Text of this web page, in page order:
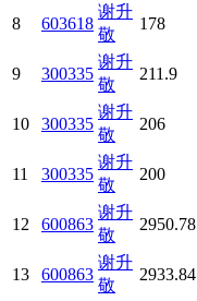
8 603618
谢升
敬
178
9 300335
谢升
敬
211.9
10 300335
谢升
敬
206
11 300335
谢升
敬
200
12 600863
谢升
敬
2950.78
13 600863
谢升
敬
2933.84